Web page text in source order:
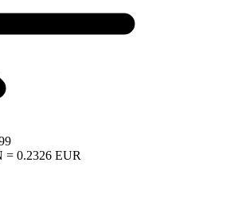
= 0.2326 EUR